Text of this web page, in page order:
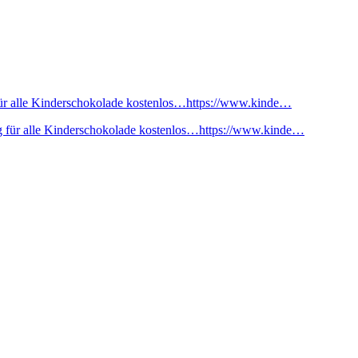
alle Kinderschokolade kostenlos…https://www.kinde…
für alle Kinderschokolade kostenlos…https://www.kinde…